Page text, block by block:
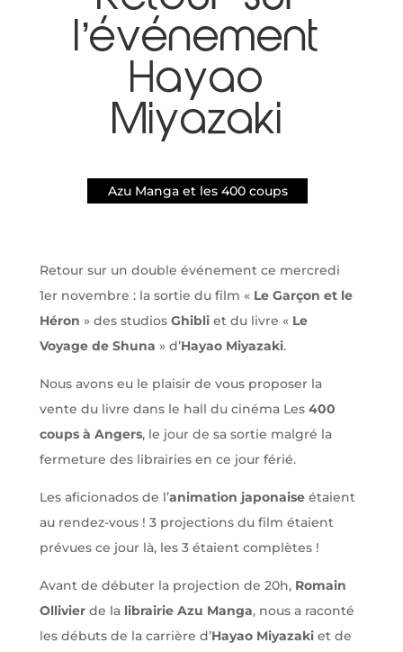
l’événement
Hayao
Miyazaki
Azu Manga et les 400 coups
Retour sur un double événement ce mercredi
1er novembre : la sortie du film « Le Garçon et le
Héron » des studios Ghibliet du livre « Le
Voyage de Shuna » d’Hayao Miyazaki.
Nous avons eu le plaisir de vous proposer la
vente du livre dans le hall du cinéma Les 400
coups à Angers, le jour de sa sortie malgré la
fermeture des librairies en ce jour férié.
Les aficionados de l’animation japonaiseétaient
au rendez-vous ! 3 projections du film étaient
prévues ce jour là, les 3 étaient complètes !
Avant de débuter la projection de 20h, Romain
Ollivierde la librairie Azu Manga, nous a raconté
les débuts de la carrière d’Hayao Miyazakiet de